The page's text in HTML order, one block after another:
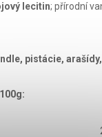
lecitin; přírodní
pistácie,